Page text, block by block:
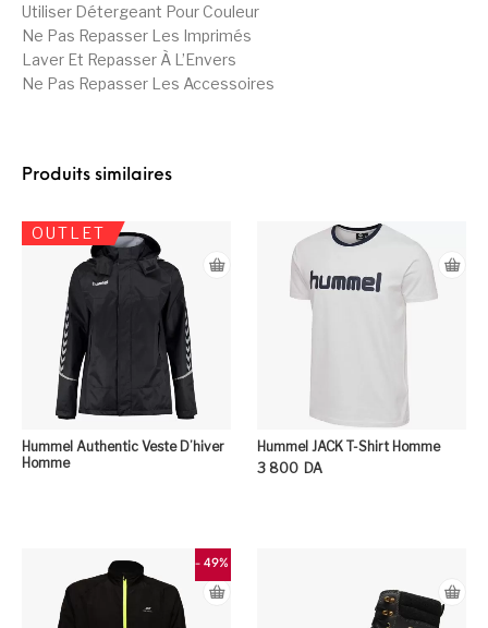
Utiliser Détergeant Pour Couleur
Ne Pas Repasser Les Imprimés
Laver Et Repasser À L’Envers
Ne Pas Repasser Les Accessoires
Produits similaires
OUTLET
Hummel Authentic Veste D’hiver
Homme
Hummel JACK T-Shirt Homme
3 800 DA
- 49%